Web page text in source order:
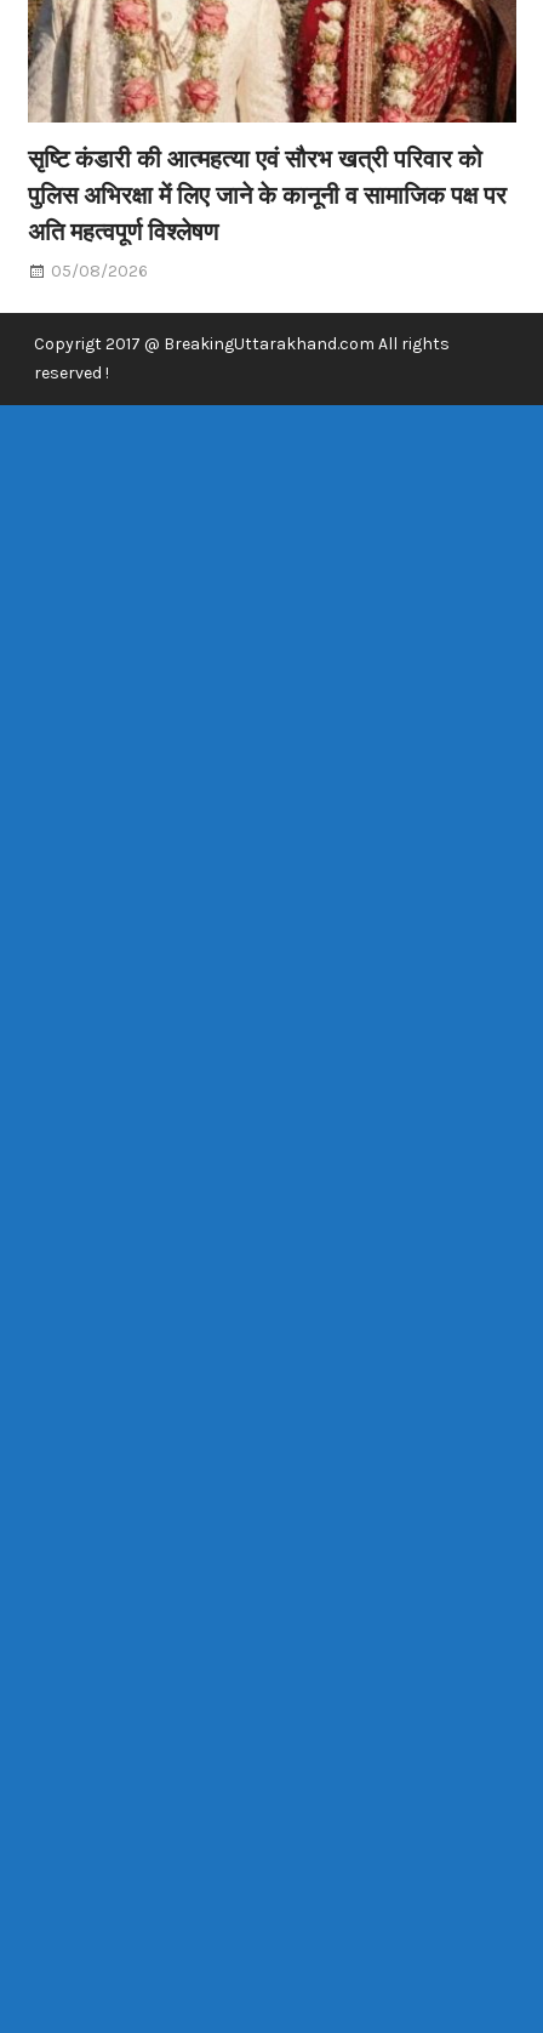
सृष्टि कंडारी की आत्महत्या एवं सौरभ खत्री परिवार को
पुलिस अभिरक्षा में लिए जाने के कानूनी व सामाजिक पक्ष पर
अति महत्वपूर्ण विश्लेषण
05/08/2026
Copyrigt 2017 @ BreakingUttarakhand.com All rights
reserved !